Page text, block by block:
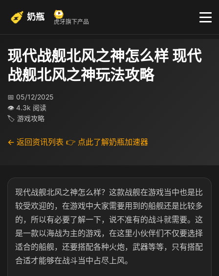
奶瓶 虎牙旗下产品
现代战舰北风之神怎么样 现代
战舰北风之神玩法攻略
📅 05/12/2025
👁 4.3k 阅读
🏷 游戏攻略
← 返回资讯列表 👉 点此了解奶瓶加速器
现代战舰北风之神怎么样？这款战舰在游戏当中也是比
较受欢迎的，在游戏中大家需要用到的船舰还是比较多
的，所以有必要了解一下，说不准有的战斗就需要。这
是一款以海战为主的游戏，在这里小伙伴们不仅要选择
适合的船舰，还要搭配各种火炮，武器等等，只有搭配
合适才能够在战斗当中占尽上风。